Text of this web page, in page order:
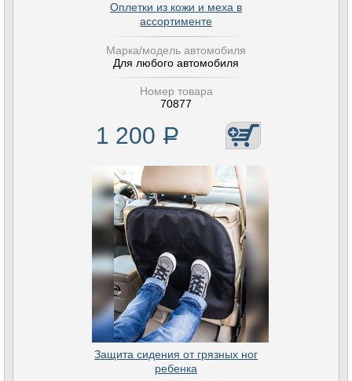
Оплетки из кожи и меха в
ассортименте
Марка/модель автомобиля
Для любого автомобиля
Номер товара
70877
1 200 Р
Защита сидения от грязных ног
ребенка